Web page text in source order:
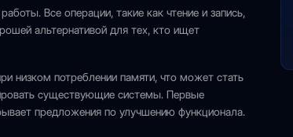
Все операции, такие как чтение и запись,
альтернативой для тех, кто ищет
низком потреблении памяти, что может стать
существующие системы. Первые
предложения по улучшению функционала.